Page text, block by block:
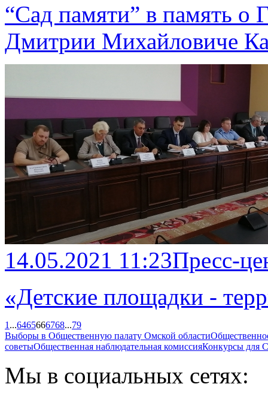
“Сад памяти” в память о
Дмитрии Михайловиче
14.05.2021 11:23Пресс-
«Детские площадки -
1 ...6465666768...79
Выборы в Общественную палату Омской области
советыОбщественная наблюдательная комиссияКонкурсы
Мы в социальных сетях: